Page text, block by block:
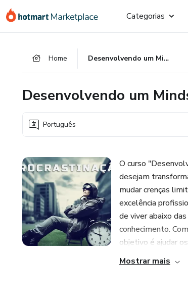
para
para
para
Categorias
Home Desenvolvendo um Mindset Milionário em 21 Dias
Desenvolvendo um
Português
O curso
desejam
mudar crenças
excelência
de viver abaixo
conhecimento.
objetivo é ajudar os
Mostrar mais